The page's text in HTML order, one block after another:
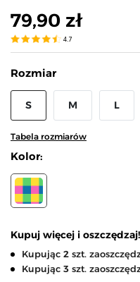
79,90 zł
4.7
Rozmiar
S M L
Tabela rozmiarów
Kolor:
WIELOKOLOROWY
Kupuj więcej i oszczędzaj!
Kupując 2 szt.
Kupując 3 szt.